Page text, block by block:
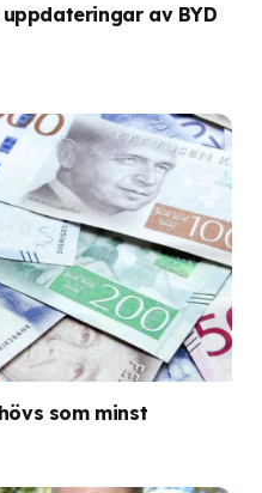
av BYD
som minst